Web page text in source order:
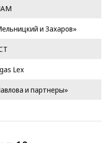
и Захаров»
Lex
и партнеры»